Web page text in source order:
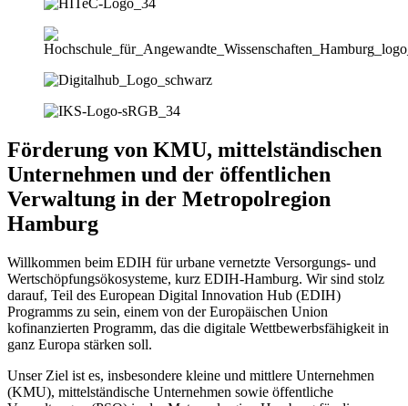
Förderung von KMU, mittelständischen
Unternehmen und der öffentlichen
Verwaltung in der Metropolregion
Hamburg
Willkommen beim EDIH für urbane vernetzte Versorgungs- und
Wertschöpfungsökosysteme, kurz EDIH-Hamburg. Wir sind stolz
darauf, Teil des European Digital Innovation Hub (EDIH)
Programms zu sein, einem von der Europäischen Union
kofinanzierten Programm, das die digitale Wettbewerbsfähigkeit in
ganz Europa stärken soll.
Unser Ziel ist es, insbesondere kleine und mittlere Unternehmen
(KMU), mittelständische Unternehmen sowie öffentliche